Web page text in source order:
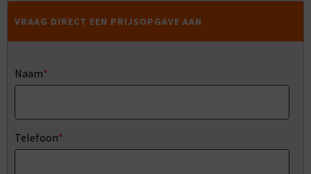
VRAAG DIRECT EEN PRIJSOPGAVE AAN
Naam*
Telefoon*